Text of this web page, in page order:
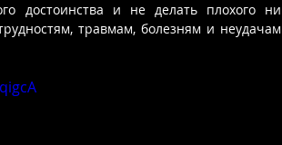
достоинства и не делать плохого ни
травмам, болезням и неудачам